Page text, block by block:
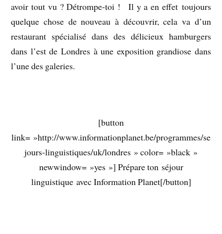
avoir tout vu ? Détrompe-toi ! Il y a en effet toujours
quelque chose de nouveau à découvrir, cela va d’un
restaurant spécialisé dans des délicieux hamburgers
dans l’est de Londres à une exposition grandiose dans
l’une des galeries.
[button
link= »http://www.informationplanet.be/programmes/se
jours-linguistiques/uk/londres » color= »black »
newwindow= »yes »] Prépare ton séjour
linguistique avec Information Planet[/button]